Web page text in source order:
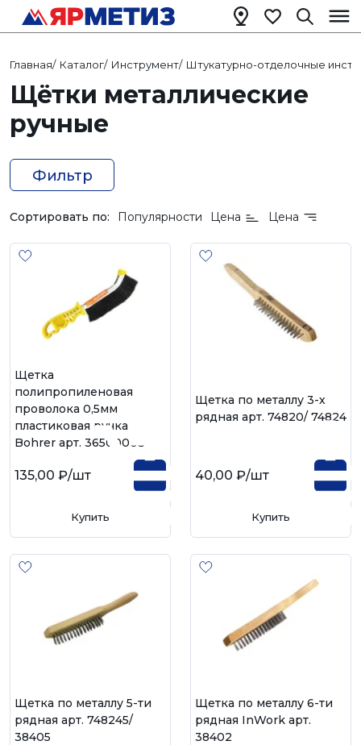
Главная/ Каталог/ Инструмент/ Штукатурно-отделочные
Щётки металлические
ручные
Фильтр
Сортировать по: Популярности Цена Цена
Щетка
полипропиленовая
проволока 0,5мм
пластиковая ручка
Bohrer арт. 36500003
135,00 ₽/шт
Купить
Щетка по металлу 3-х
рядная арт. 74820/ 74824
40,00 ₽/шт
Купить
Щетка по металлу 5-ти
рядная арт. 748245/
38405
Щетка по металлу 6-ти
рядная InWork арт.
38402